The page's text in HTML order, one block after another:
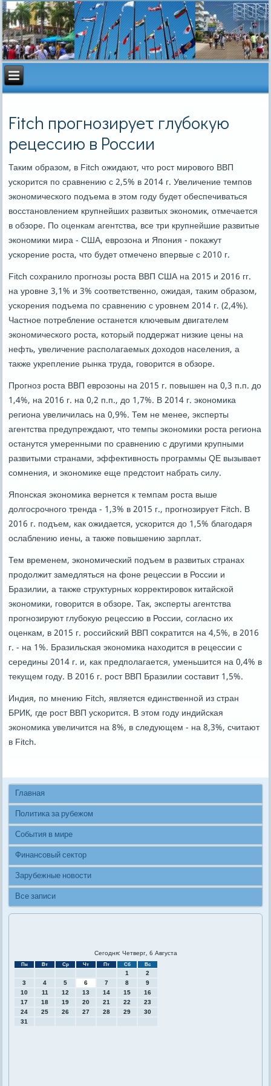
Fitch прогнозирует глубокую
рецессию в России
Таким образом, в Fitch ожидают, что рост мирового ВВП
ускорится по сравнению с 2,5% в 2014 г. Увеличение темпов
экономического подъема в этом году будет обеспечиваться
восстановлением крупнейших развитых экономик, отмечается
в обзоре. По оценкам агентства, все три крупнейшие развитые
экономики мира - США, еврозона и Япония - покажут
ускорение роста, что будет отмечено впервые с 2010 г.
Fitch сохранило прогнозы роста ВВП США на 2015 и 2016 гг.
на уровне 3,1% и 3% соответственно, ожидая, таким образом,
ускорения подъема по сравнению с уровнем 2014 г. (2,4%).
Частное потребление останется ключевым двигателем
экономического роста, который поддержат низкие цены на
нефть, увеличение располагаемых доходов населения, а
также укрепление рынка труда, говорится в обзоре.
Прогноз роста ВВП еврозоны на 2015 г. повышен на 0,3 п.п. до
1,4%, на 2016 г. на 0,2 п.п., до 1,7%. В 2014 г. экономика
региона увеличилась на 0,9%. Тем не менее, эксперты
агентства предупреждают, что темпы экономики роста региона
останутся умеренными по сравнению с другими крупными
развитыми странами, эффективность программы QE вызывает
сомнения, и экономике еще предстоит набрать силу.
Японская экономика вернется к темпам роста выше
долгосрочного тренда - 1,3% в 2015 г., прогнозирует Fitch. В
2016 г. подъем, как ожидается, ускорится до 1,5% благодаря
ослаблению иены, а также повышению зарплат.
Тем временем, экономический подъем в развитых странах
продолжит замедляться на фоне рецессии в России и
Бразилии, а также структурных корректировок китайской
экономики, говорится в обзоре. Так, эксперты агентства
прогнозируют глубокую рецессию в России, согласно их
оценкам, в 2015 г. российский ВВП сократится на 4,5%, в 2016
г. - на 1%. Бразильская экономика находится в рецессии с
середины 2014 г. и, как предполагается, уменьшится на 0,4% в
текущем году. В 2016 г. рост ВВП Бразилии составит 1,5%.
Индия, по мнению Fitch, является единственной из стран
БРИК, где рост ВВП ускорится. В этом году индийская
экономика увеличится на 8%, в следующем - на 8,3%, считают
в Fitch.
Главная
Политика за рубежом
События в мире
Финансовый сектор
Зарубежные новости
Все записи
Сегодня: Четверг, 6 Августа
Пн Вт Ср Чт Пт Сб Вс
1
2
3
4 5 6 7 8
9
10
11 12 13 14 15
16
17
18 19 20 21 22
23
24
25 26 27 28 29
30
31